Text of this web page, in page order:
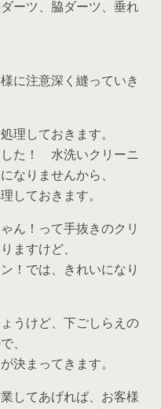
ーツ、脇ダーツ、垂れ
に注意深く縫っていき
理しておきます。
た！ 水洗いクリーニ
りませんから、
しておきます。
ん！って手抜きのクリ
ますけど、
！では、きれいになり
うけど、下ごしらえの
、
決まってきます。
してあげれば、お客様